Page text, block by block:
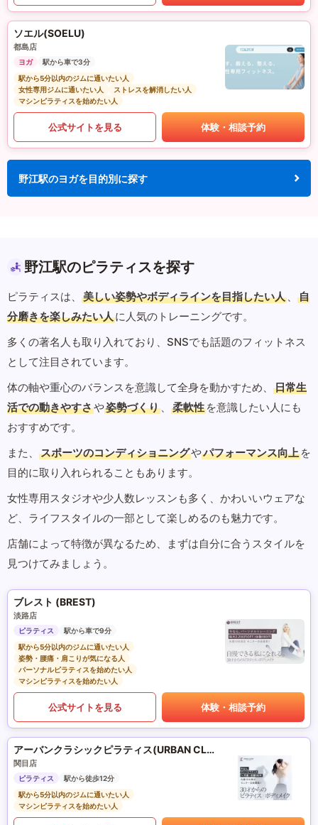
ソエル(SOELU)
都島店
ヨガ
駅から車で3分
駅から5分以内のジムに通いたい人
女性専用ジムに通いたい人
ストレスを解消したい人
マシンピラティスを始めたい人
公式サイトを見る 体験・相談予約
野江駅のヨガを目的別に探す
野江駅のピラティスを探す
ピラティスは、 美しい姿勢やボディラインを目指したい人 、
自
分磨きを楽しみたい人に人気のトレーニングです。
多くの著名人も取り入れており、SNSでも話題のフィットネス
として注目されています。
体の軸や重心のバランスを意識して全身を動かすため、
日常生
活での動きやすさや姿勢づくり 、 柔軟性 を意識したい人にも
おすすめです。
また、
スポーツのコンディショニングやパフォーマンス向上 を
目的に取り入れられることもあります。
女性専用スタジオや少人数レッスンも多く、かわいいウェアな
ど、ライフスタイルの一部として楽しめるのも魅力です。
店舗によって特徴が異なるため、まずは自分に合うスタイルを
見つけてみましょう。
ブレスト (BREST)
淡路店
ピラティス
駅から車で9分
駅から5分以内のジムに通いたい人
姿勢・腰痛・肩こりが気になる人
パーソナルピラティスを始めたい人
マシンピラティスを始めたい人
公式サイトを見る 体験・相談予約
アーバンクラシックピラティス(URBAN CLASSIC PILATES)
関目店
ピラティス
駅から徒歩12分
駅から5分以内のジムに通いたい人
マシンピラティスを始めたい人